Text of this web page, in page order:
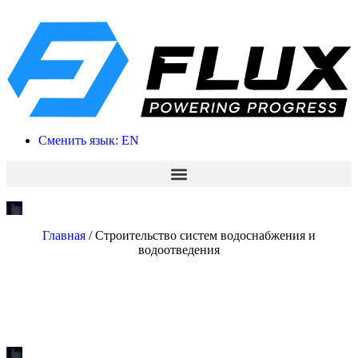
Сменить язык: EN
Главная /Строительство систем водоснабжения и
водоотведения